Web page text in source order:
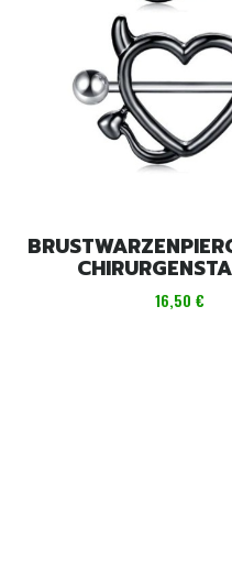
HERZFORM
Preis
16,50 €